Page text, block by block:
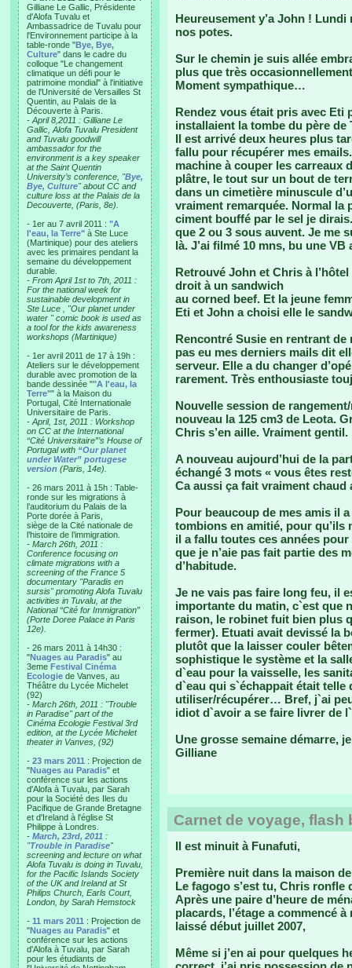
Gilliane Le Gallic, Présidente
d'Alofa Tuvalu et
Ambassadrice de Tuvalu pour
l'Environnement participe à la
table-ronde "Bye, Bye,
Culture" dans le cadre du
colloque "Le changement
climatique un défi pour le
patrimoine mondial" à l'initiative
de l'Université de Versailles St
Quentin, au Palais de la
Découverte à Paris.
- April 8,2011 : Gilliane Le
Gallic, Alofa Tuvalu President
and Tuvalu goodwill
ambassador for the
environment is a key speaker
at the Saint Quentin
University’s conference, "Bye,
Bye, Culture" about CC and
culture loss at the Palais de la
Decouverte, (Paris, 8e).
- 1er au 7 avril 2011 : "A
l'eau, la Terre" à Ste Luce
(Martinique) pour des ateliers
avec les primaires pendant la
semaine du développement
durable.
- From April 1st to 7th, 2011 :
For the national week for
sustainable development in
Ste Luce , "Our planet under
water " comic book is used as
a tool for the kids awareness
workshops (Martinique)
- 1er avril 2011 de 17 à 19h :
Ateliers sur le développement
durable avec promotion de la
bande dessinée ""A l'eau, la
Terre"" à la Maison du
Portugal, Cité Internationale
Universitaire de Paris.
- April, 1st, 2011 : Workshop
on CC at the International
“Cité Universitaire”’s House of
Portugal with “Our planet
under Water” portugese
version (Paris, 14e).
- 26 mars 2011 à 15h : Table-
ronde sur les migrations à
l’auditorium du Palais de la
Porte dorée à Paris,
siège de la Cité nationale de
l’histoire de l’immigration.
- March 26th, 2011 :
Conference focusing on
climate migrations with a
screening of the France 5
documentary "Paradis en
sursis" promoting Alofa Tuvalu
activities in Tuvalu, at the
National “Cité for Immigration”
(Porte Doree Palace in Paris
12e).
- 26 mars 2011 à 14h30 :
"Nuages au Paradis" au
3eme Festival Cinéma
Ecologie de Vanves, au
Théâtre du Lycée Michelet
(92)
- March 26th, 2011 : "Trouble
in Paradise" part of the
Cinéma Ecologie Festival 3rd
edition, at the Lycée Michelet
theater in Vanves, (92)
- 23 mars 2011 : Projection de
"Nuages au Paradis" et
conférence sur les actions
d'Alofa à Tuvalu, par Sarah
pour la Société des Iles du
Pacifique de Grande Bretagne
et d'Ireland à l'église St
Philippe à Londres.
- March, 23rd, 2011 :
"Trouble in Paradise"
screening and lecture on what
Alofa Tuvalu is doing in Tuvalu,
for the Pacific Islands Society
of the UK and Ireland at St
Philips Church, Earls Court,
London, by Sarah Hemstock
- 11 mars 2011 : Projection de
"Nuages au Paradis" et
conférence sur les actions
d'Alofa à Tuvalu, par Sarah
pour les étudiants de
Heureusement y’a John !
nos potes.
Sur le chemin je suis allée
plus que très
Moment sympathique…
Rendez vous était pris avec Eti
installaient la tombe du père de
Il est arrivé deux heures plus
fallu pour récupérer mes
machine à couper les carreaux
plâtre, le tout sur un bout de
dans un cimetière minuscule
vraiment remarquée. Normal la
ciment bouffé par le sel je
que 2 ou 3 sous auvent. Je me
là. J’ai filmé 10 mns, bu une
Retrouvé John et Chris à
droit à un sandwich
au corned beef. Et la jeune
Eti et John a choisi elle le
Rencontré Susie en rentrant de
pas eu mes derniers mails dit
serveur. Elle a du changer
rarement. Très enthousiaste
Nouvelle session de
nouveau la 125 cm3 de Leota.
Chris s’en aille. Vraiment gentil.
A nouveau aujourd’hui de la
échangé 3 mots « vous êtes
Ca aussi ça fait vraiment chaud
Pour beaucoup de mes amis il
tombions en amitié, pour qu’ils
il a fallu toutes ces années
que je n’aie pas fait partie des
d’habitude.
Je ne vais pas faire long feu, il
importante du matin, c`est que
raison, le robinet fuit bien plus
fermer). Etuati avait devissé la
plutôt que la laisser couler
sophistique le système et la
d`eau pour la vaisselle, les
d`eau qui s`échappait était telle
utiliser/récupérer… Bref, j`ai
idiot d`avoir a se faire livrer de
Une grosse semaine démarre,
Gilliane
Carnet de voyage, flash
Il est minuit à Funafuti,
Première nuit dans la maison
Le fagogo s’est tu, Chris ronfle
Après une paire d’heure de
placards, l’étage a commencé
laissé début juillet 2007,
Même si j’en ai pour quelques